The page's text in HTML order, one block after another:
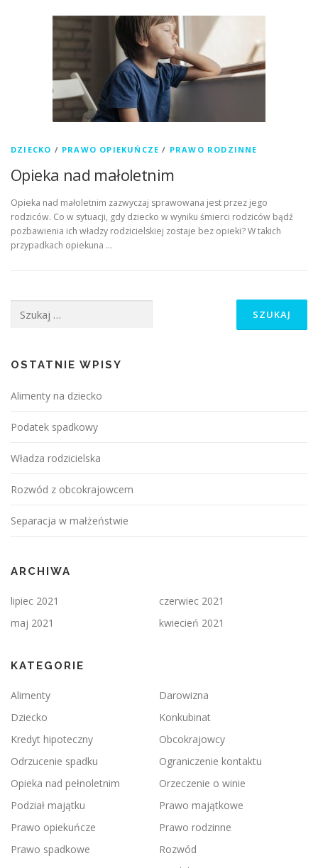
DZIECKO / PRAWO OPIEKUŃCZE / PRAWO RODZINNE
Opieka nad małoletnim
Opieka nad małoletnim zazwyczaj sprawowana jest przez jego
rodziców. Co w sytuacji, gdy dziecko w wyniku śmierci rodziców bądź
pozbawienia ich władzy rodzicielskiej zostaje bez opieki? W takich
przypadkach opiekuna …
OSTATNIE WPISY
Alimenty na dziecko
Podatek spadkowy
Władza rodzicielska
Rozwód z obcokrajowcem
Separacja w małżeństwie
ARCHIWA
lipiec 2021
czerwiec 2021
maj 2021
kwiecień 2021
KATEGORIE
Alimenty
Darowizna
Dziecko
Konkubinat
Kredyt hipoteczny
Obcokrajowcy
Odrzucenie spadku
Ograniczenie kontaktu
Opieka nad pełnoletnim
Orzeczenie o winie
Podział majątku
Prawo majątkowe
Prawo opiekuńcze
Prawo rodzinne
Prawo spadkowe
Rozwód